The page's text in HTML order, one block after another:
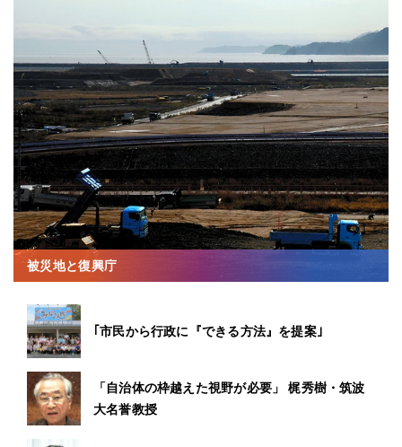
被災地と復興庁
｢市民から行政に『できる方法』を提案｣
「自治体の枠越えた視野が必要」 梶秀樹・筑波
大名誉教授